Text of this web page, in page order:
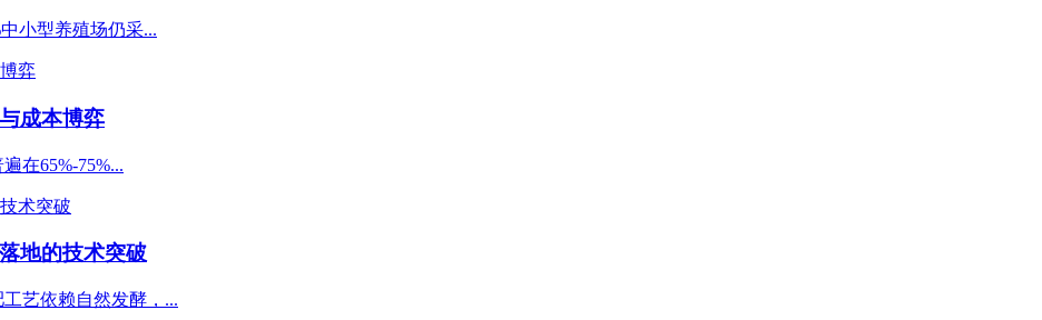
小型养殖场仍采...
成本博弈
在65%-75%...
地的技术突破
艺依赖自然发酵，...